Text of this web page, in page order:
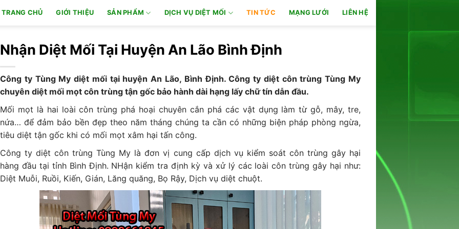
TRANG CHỦ GIỚI THIỆU SẢN PHẨM DỊCH VỤ DIỆT MỐI TIN TỨC MẠNG LƯỚI LIÊN HỆ
Nhận Diệt Mối Tại Huyện An Lão Bình Định
Công ty Tùng My diệt mối tại huyện An Lão, Bình Định. Công ty diệt côn trùng Tùng My
chuyên diệt mối mọt côn trùng tận gốc bảo hành dài hạng lấy chữ tín dẫn đầu.
Mối mọt là hai loài côn trùng phá hoại chuyên cắn phá các vật dụng làm từ gỗ, mây, tre,
nứa… để đảm bảo bền đẹp theo năm tháng chúng ta cần có những biện pháp phòng ngừa,
tiêu diệt tận gốc khi có mối mọt xâm hại tấn công.
Công ty diệt côn trùng Tùng My là đơn vị cung cấp dịch vụ kiểm soát côn trùng gây hại
hàng đầu tại tỉnh Bình Định. NHận kiểm tra định kỳ và xử lý các loài côn trùng gây hại như:
Diệt Muỗi, Ruồi, Kiến, Gián, Lăng quăng, Bọ Rậy, Dịch vụ diệt chuột.